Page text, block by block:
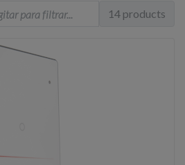
14 products